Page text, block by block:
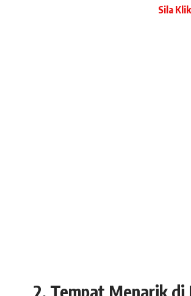
Sila
2. Tempat Menarik di